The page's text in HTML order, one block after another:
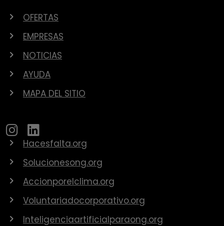
OFERTAS
EMPRESAS
NOTICIAS
AYUDA
MAPA DEL SITIO
Hacesfalta.org
Solucionesong.org
Accionporelclima.org
Voluntariadocorporativo.org
Inteligenciaartificialparaong.org